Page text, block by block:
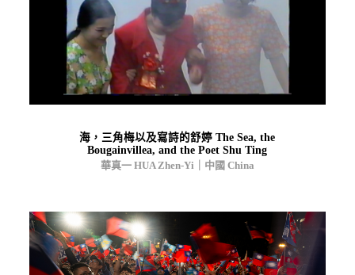
海，三角梅以及寫詩的舒婷 The Sea, the
Bougainvillea, and the Poet Shu Ting
華真一 HUA Zhen-Yi｜中國 China